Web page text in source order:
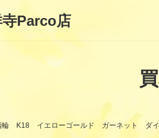
Parco店
K18 イエローゴールド ガーネット ダ